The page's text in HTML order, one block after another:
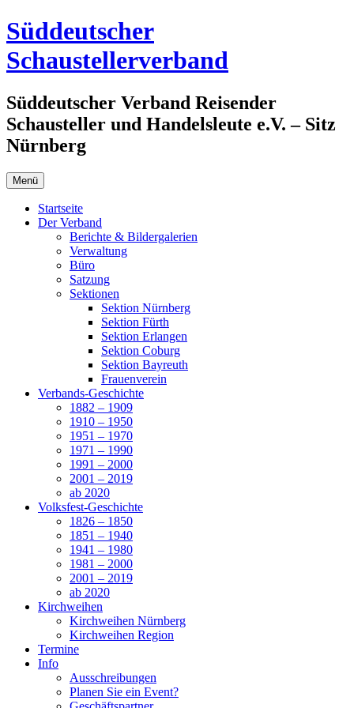
Zum
Inhalt
springen
Süddeutscher
Schaustellerverband
Süddeutscher Verband Reisender
Schausteller und Handelsleute e.V. – Sitz
Nürnberg
Menü
Startseite
Der Verband
Berichte & Bildergalerien
Verwaltung
Büro
Satzung
Sektionen
Sektion Nürnberg
Sektion Fürth
Sektion Erlangen
Sektion Coburg
Sektion Bayreuth
Frauenverein
Verbands-Geschichte
1882 – 1909
1910 – 1950
1951 – 1970
1971 – 1990
1991 – 2000
2001 – 2019
ab 2020
Volksfest-Geschichte
1826 – 1850
1851 – 1940
1941 – 1980
1981 – 2000
2001 – 2019
ab 2020
Kirchweihen
Kirchweihen Nürnberg
Kirchweihen Region
Termine
Info
Ausschreibungen
Planen Sie ein Event?